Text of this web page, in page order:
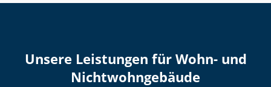
Unsere Leistungen für Wohn- und
Nicht­wohn­ge­bäu­de